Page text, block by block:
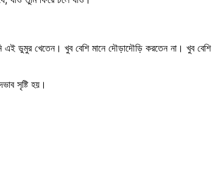
খেতেন। খুব বেশি মানে দৌড়াদৌড়ি করতেন না। খুব বেশি
সৃষ্টি হয়।